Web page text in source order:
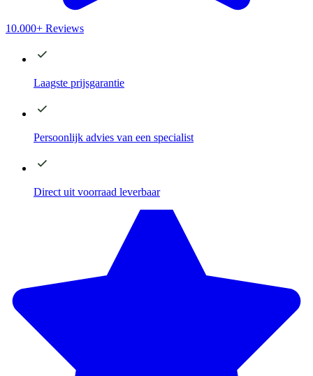
10.000+ Reviews
Laagste prijsgarantie
Persoonlijk advies van een specialist
Direct uit voorraad leverbaar